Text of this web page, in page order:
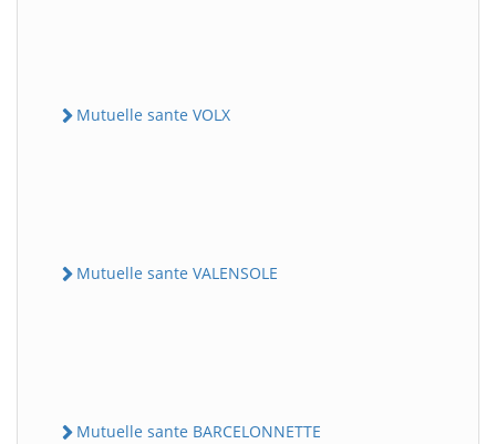
Mutuelle sante VOLX
Mutuelle sante VALENSOLE
Mutuelle sante BARCELONNETTE